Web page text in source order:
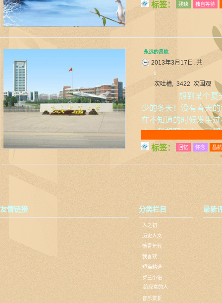
标签：
残缺 独自等待
永远的昌航
2013年3月17日, 共
1
次吐槽, 3422 次围观
想到某个夏天
少的冬天！没有春天
在不知道的时候发生
人，我想写下来，可
标签：
回忆 怀念 昌航
友情链接 分类栏目
人之初
历史人文
愤青年代
我喜欢
短篇精选
罗兰小语
给寂寞的人
音乐赏析
最新